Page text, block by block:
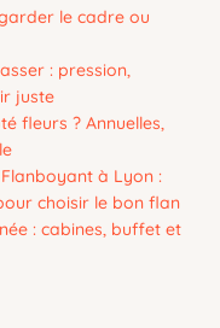
le cadre ou
: pression,
juste
fleurs ? Annuelles,
à Lyon :
choisir le bon flan
: cabines, buffet et